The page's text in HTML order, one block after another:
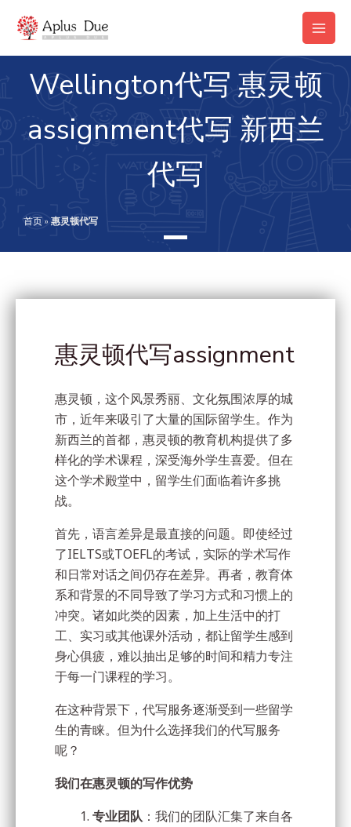
内
Main
Wellington代写 惠灵顿
assignment代写 新西兰
代写
首页» 惠灵顿代写
惠灵顿代写assignment
惠灵顿，这个风景秀丽、文化氛围浓厚的城
市，近年来吸引了大量的国际留学生。作为
新西兰的首都，惠灵顿的教育机构提供了多
样化的学术课程，深受海外学生喜爱。但在
这个学术殿堂中，留学生们面临着许多挑
战。
首先，语言差异是最直接的问题。即使经过
了IELTS或TOEFL的考试，实际的学术写作
和日常对话之间仍存在差异。再者，教育体
系和背景的不同导致了学习方式和习惯上的
冲突。诸如此类的因素，加上生活中的打
工、实习或其他课外活动，都让留学生感到
身心俱疲，难以抽出足够的时间和精力专注
于每一门课程的学习。
在这种背景下，代写服务逐渐受到一些留学
生的青睐。但为什么选择我们的代写服务
呢？
我们在惠灵顿的写作优势
专业团队 ：我们的团队汇集了来自各